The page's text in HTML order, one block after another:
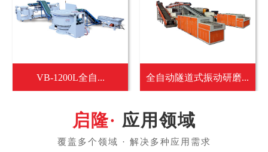
VB-1200L全自... 全自动隧道式振动研磨...
应用领域